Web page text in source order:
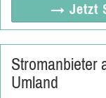
→ Jetzt
Stromanbieter
Umland